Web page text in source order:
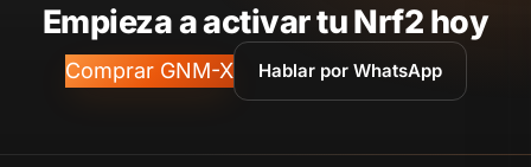
Empieza a activar tu Nrf2 hoy
Comprar GNM-X Hablar por WhatsApp